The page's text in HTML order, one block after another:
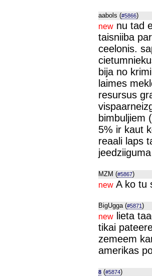
aabols (#5866)
new nu tad
taisniiba
ceelonis.
bija no
laimes
resursus
bimbuljiem
5% ir kaut
reaali laps
MZM (#5867)
new A ko tu
BigUgga (#5871)
new
lieta
tikai
zemeem
amerikas
8 (#5874)